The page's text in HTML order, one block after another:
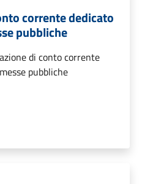
corrente dedicato
pubbliche
di conto corrente
pubbliche